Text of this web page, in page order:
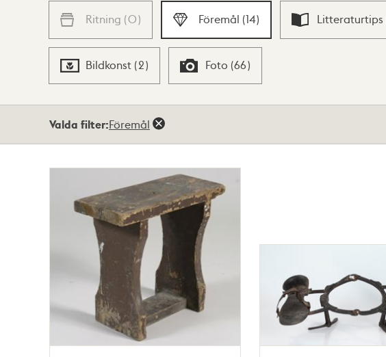
Ritning (0) Föremål (14) Litteraturtips
Bildkonst (2) Foto (66)
Valda filter:Föremål